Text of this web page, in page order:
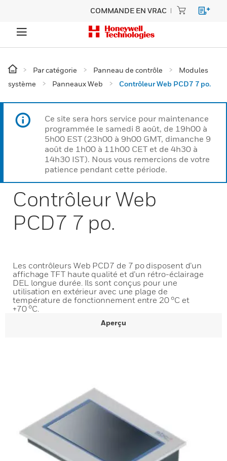
COMMANDE EN VRAC
Par catégorie Panneau de contrôle
Modules
système
Panneaux Web Contrôleur Web PCD7 7 po.
Ce site sera hors service pour maintenance
programmée le samedi 8 août, de 19h00 à
5h00 EST (23h00 à 9h00 GMT, dimanche 9
août de 1h00 à 11h00 CET et de 4h30 à
14h30 IST). Nous vous remercions de votre
patience pendant cette période.
Contrôleur Web
PCD7 7 po.
Les contrôleurs Web PCD7 de 7 po disposent d’un
affichage TFT haute qualité et d’un rétro-éclairage
DEL longue durée. Ils sont conçus pour une
utilisation en extérieur avec une plage de
température de fonctionnement entre 20 °C et
+70 °C.
Aperçu